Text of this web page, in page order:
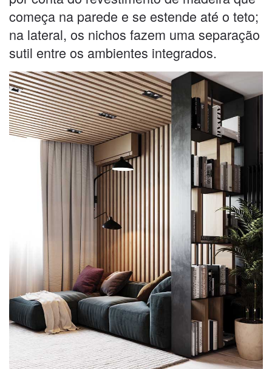
começa na parede e se estende até o teto;
na lateral, os nichos fazem uma separação
sutil entre os ambientes integrados.